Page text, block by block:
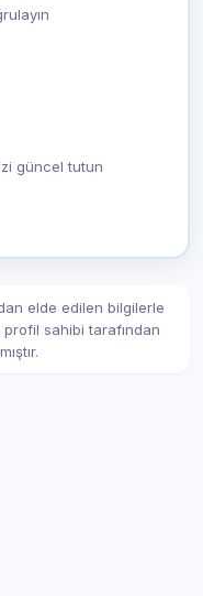
güncel tutun
elde edilen bilgilerle
sahibi tarafından